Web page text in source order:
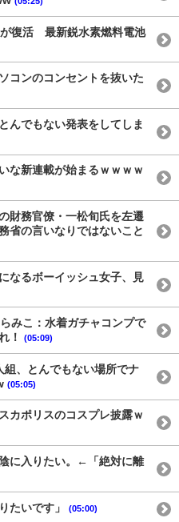
復活 最新鋭水素燃料電池
コンのコンセントを抜いた
んでもない発表をしてしま
な新連載が始まるｗｗｗｗ
財務官僚・一松旬氏を左遷
省の言いなりではないこと
なるボーイッシュ女子、見
みこ：水着ガチャコンプで
！
(05:09)
組、とんでもない場所でナ
(05:05)
カポリスのコスプレ披露ｗ
に入りたい。←「絶対に離
たいです」 (05:00)